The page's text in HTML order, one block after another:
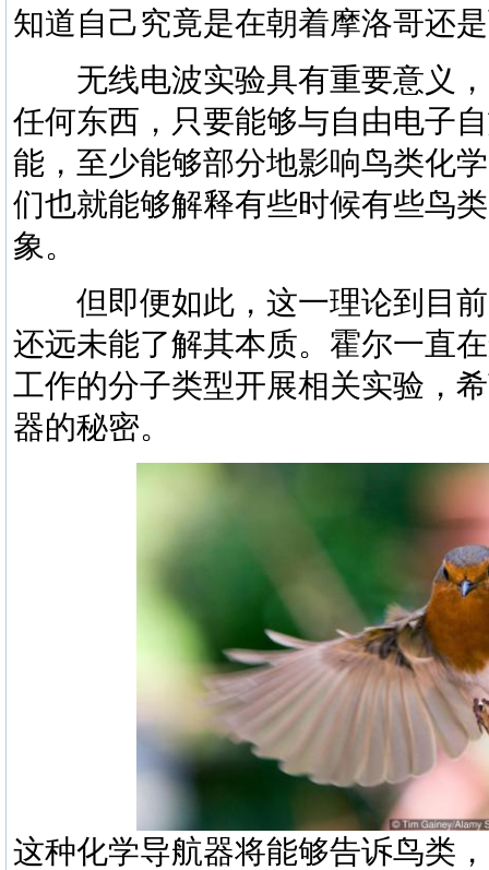
知道自己究竟是在朝着摩洛哥还
无线电波实验具有重要意义，
任何东西，只要能够与自由电子
能，至少能够部分地影响鸟类化
们也就能够解释有些时候有些鸟
象。
但即便如此，这一理论到目前
还远未能了解其本质。霍尔一直
工作的分子类型开展相关实验，
器的秘密。
这种化学导航器将能够告诉鸟类